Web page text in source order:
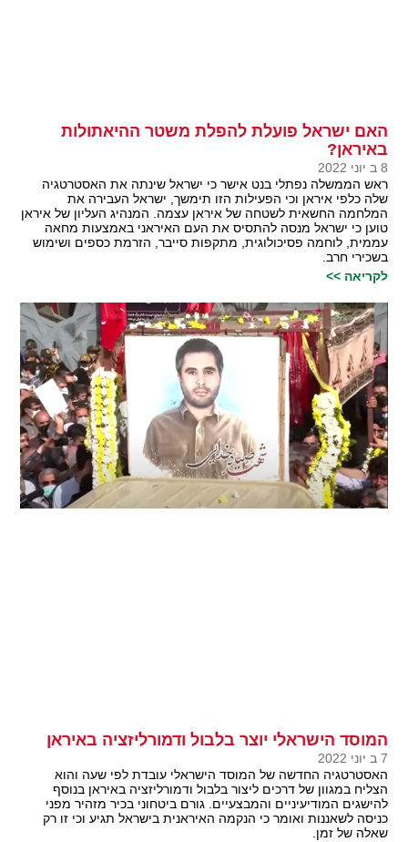
האם ישראל פועלת להפלת משטר ההיאתולות
באיראן?
8 ב יוני 2022
ראש הממשלה נפתלי בנט אישר כי ישראל שינתה את האסטרטגיה
שלה כלפי איראן וכי הפעילות הזו תימשך, ישראל העבירה את
המלחמה החשאית לשטחה של איראן עצמה. המנהיג העליון של איראן
טוען כי ישראל מנסה להתסיס את העם האיראני באמצעות מחאה
עממית, לוחמה פסיכולוגית, מתקפות סייבר, הזרמת כספים ושימוש
בשכירי חרב.
לקריאה >>
המוסד הישראלי יוצר בלבול ודמורליזציה באיראן
7 ב יוני 2022
האסטרטגיה החדשה של המוסד הישראלי עובדת לפי שעה והוא
הצליח במגוון של דרכים ליצור בלבול ודמורליזציה באיראן בנוסף
להישגים המודיעיניים והמבצעיים. גורם ביטחוני בכיר מזהיר מפני
כניסה לשאננות ואומר כי הנקמה האיראנית בישראל תגיע וכי זו רק
שאלה של זמן.